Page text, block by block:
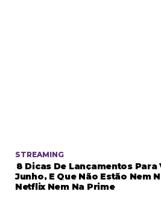
STREAMING
8 Dicas De Lançamentos Para
Junho, E Que Não Estão Nem
Netflix Nem Na Prime